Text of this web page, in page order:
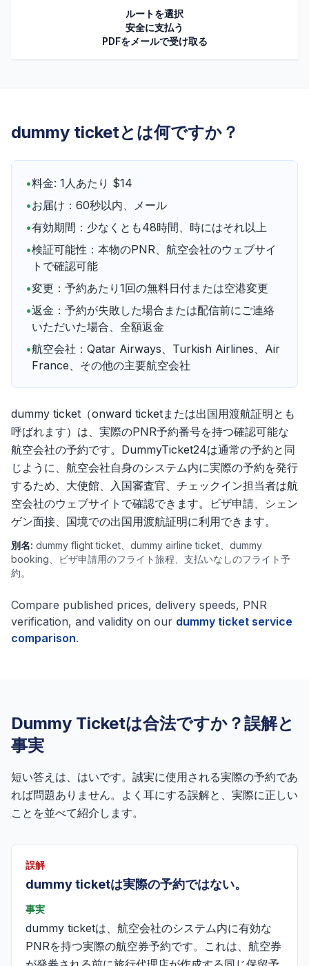
ルートを選択
安全に支払う
PDFをメールで受け取る
dummy ticketとは何ですか？
•料金: 1人あたり $14
•お届け：60秒以内、メール
•有効期間：少なくとも48時間、時にはそれ以上
•検証可能性：本物のPNR、航空会社のウェブサイ
トで確認可能
•変更：予約あたり1回の無料日付または空港変更
•返金：予約が失敗した場合または配信前にご連絡
いただいた場合、全額返金
•航空会社：Qatar Airways、Turkish Airlines、Air
France、その他の主要航空会社
dummy ticket（onward ticketまたは出国用渡航証明とも
呼ばれます）は、実際のPNR予約番号を持つ確認可能な
航空会社の予約です。DummyTicket24は通常の予約と同
じように、航空会社自身のシステム内に実際の予約を発行
するため、大使館、入国審査官、チェックイン担当者は航
空会社のウェブサイトで確認できます。ビザ申請、シェン
ゲン面接、国境での出国用渡航証明に利用できます。
別名: dummy flight ticket、dummy airline ticket、dummy
booking、ビザ申請用のフライト旅程、支払いなしのフライト予
約。
Compare published prices, delivery speeds, PNR
verification, and validity on our dummy ticket service
comparison.
Dummy Ticketは合法ですか？誤解と
事実
短い答えは、はいです。誠実に使用される実際の予約であ
れば問題ありません。よく耳にする誤解と、実際に正しい
ことを並べて紹介します。
誤解
dummy ticketは実際の予約ではない。
事実
dummy ticketは、航空会社のシステム内に有効な
PNRを持つ実際の航空券予約です。これは、航空券